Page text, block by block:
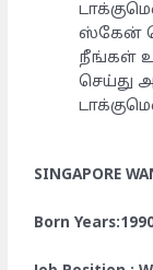
ஸ்கேன்
நீங்கள்
செய்து
SINGAPORE
Born